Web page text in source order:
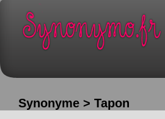
Synonyme > Tapon